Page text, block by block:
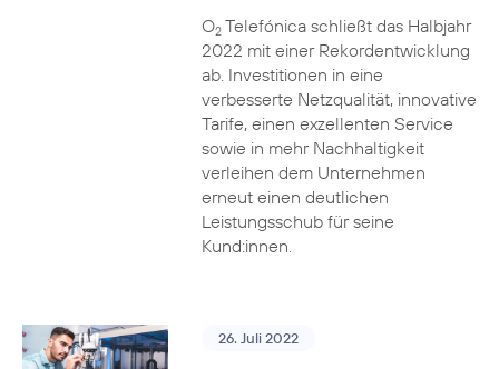
O2Telefónica schließt das Halbjahr
2022 mit einer Rekordentwicklung
ab. Investitionen in eine
verbesserte Netzqualität, innovative
Tarife, einen exzellenten Service
sowie in mehr Nachhaltigkeit
verleihen dem Unternehmen
erneut einen deutlichen
Leistungsschub für seine
Kund:innen.
26. Juli 2022